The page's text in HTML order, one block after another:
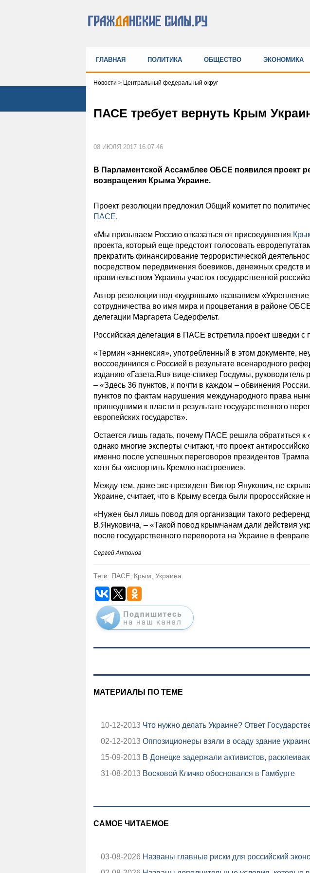
ГЛАВНАЯ ПОЛИТИКА ОБЩЕСТВО ЭКОНОМИКА
Новости > Центральный федеральный округ
ПАСЕ требует вернуть Крым
08 ИЮЛЯ 2017 16:07:46
В Парламентской Ассамблее ОБСЕ появился проект
возвращения Крыма Украине.
Проект резолюции предложил Общий комитет по
ПАСЕ.
«Мы призываем Россию отказаться от присоединения
проекта, который еще предстоит голосовать
прекратить финансирование террористической
посредством передвижения боевиков, денежных средств
правительством Украины участок государственной
Автор резолюции под «кудрявым» названием
сотрудничества во имя мира и процветания в районе
делегации Маргарета Седерфельт.
Российская делегация в ПАСЕ встретила проект шведки
«Термин «аннексия», употребленный в этом документе,
воссоединился с Россией в результате всенародного
изданию «Газета.Ru» вице-спикер Госдумы, руководитель
– «Здесь 36 пунктов, и почти в каждом – обвинения
пунктов по фактам нарушения международного права
пришедшими к власти в результате государственного
европейских государств».
Остается лишь гадать, почему ПАСЕ решила обратиться к
однако многие эксперты считают, что проект
именно после успешных переговоров президентов
хотя бы «испортить Кремлю настроение».
Между тем, даже экс-президент Виктор Янукович, не
Украине, считает, что в Крыму всегда были пророссийские
«Нужен был лишь повод для организации такого
В.Януковича, – «Такой повод крымчанам дали действия
после государственного переворота на Украине в
Сергей Антонов
Теги: ПАСЕ, Крым, Украина
МАТЕРИАЛЫ ПО ТЕМЕ
10-12-2013 Что нужно делать Украине? Ответ
02-12-2013 Оппозиционеры взяли в осаду здание
15-09-2013 В Донецке задержали активистов,
31-08-2013 Восковой Кличко обосновался в Гамбурге
САМОЕ ЧИТАЕМОЕ
03-08-2026 Названы главные риски для российский